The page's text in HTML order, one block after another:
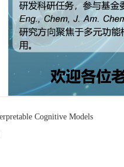
Cognitive Models